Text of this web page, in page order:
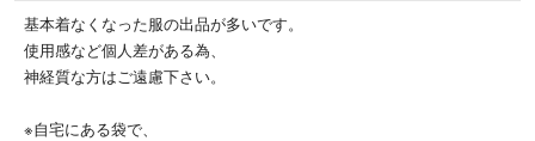
基本着なくなった服の出品が多いです。
使用感など個人差がある為、
神経質な方はご遠慮下さい。
※自宅にある袋で、